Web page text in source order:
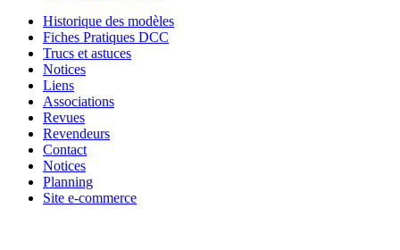
Historique des modèles
Fiches Pratiques DCC
Trucs et astuces
Notices
Liens
Associations
Revues
Revendeurs
Contact
Notices
Planning
Site e-commerce